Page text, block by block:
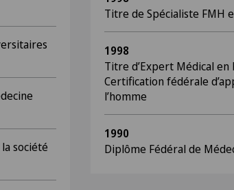
société
Titre de Spécialiste FMH
1998
Titre d’Expert Médical
Certification fédérale
l’homme
1990
Diplôme Fédéral de